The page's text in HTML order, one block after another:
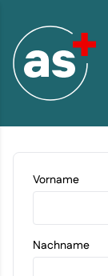
Vorname
Nachname